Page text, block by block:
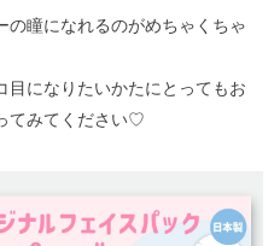
の瞳になれるのがめちゃくちゃ
目になりたいかたにとってもお
てみてください♡